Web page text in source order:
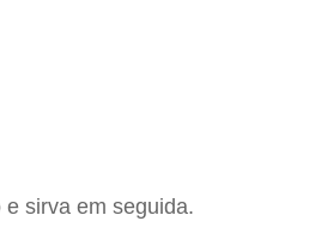
sirva em seguida.